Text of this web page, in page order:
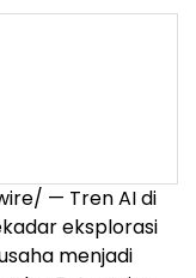
— Tren AI di
eksplorasi
menjadi